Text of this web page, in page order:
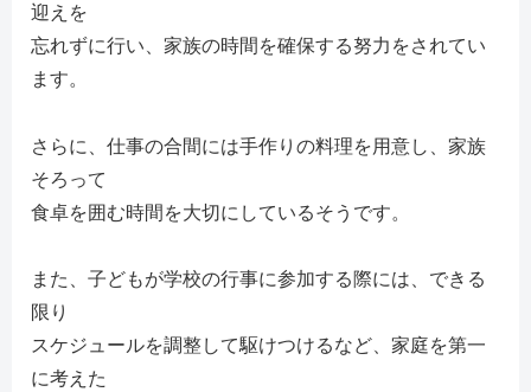
迎えを
忘れずに行い、家族の時間を確保する努力をされてい
ます。
さらに、仕事の合間には手作りの料理を用意し、家族
そろって
食卓を囲む時間を大切にしているそうです。
また、子どもが学校の行事に参加する際には、できる
限り
スケジュールを調整して駆けつけるなど、家庭を第一
に考えた